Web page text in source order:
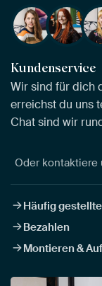
Kundenservice
Wir sind für dich
erreichst du uns
Chat sind wir
Oder kontaktiere
Häufig
Bezahlen
Montieren &